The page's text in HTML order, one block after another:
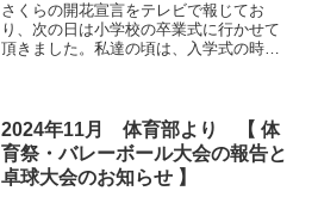
さくらの開花宣言をテレビで報じてお
り、次の日は小学校の卒業式に行かせて
頂きました。私達の頃は、入学式の時
時は、さくら前線を追って、自転車...
2024年11月 体育部より 【 体
育祭・バレーボール大会の報告と
卓球大会のお知らせ 】